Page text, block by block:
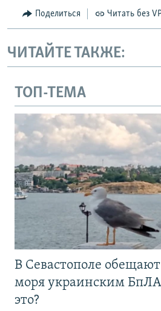
Поделиться Читать без
ЧИТАЙТЕ ТАКЖЕ:
ТОП-ТЕМА
В Севастополе
моря украинским
это?